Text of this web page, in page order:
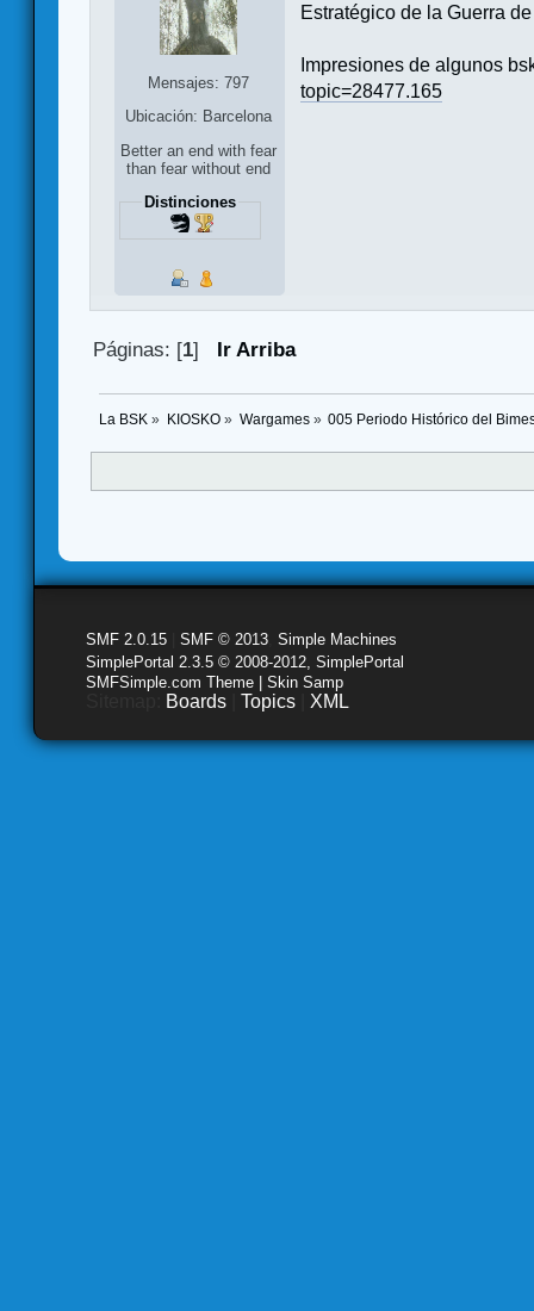
Mensajes: 797
Ubicación: Barcelona
Better an end with fear
than fear without end
Distinciones
Estratégico de la Guerra
Impresiones de algunos
topic=28477.165
Páginas: [1] Ir Arriba
La BSK » KIOSKO» Wargames» 005 Periodo Histórico del
SMF 2.0.15 SMF © 2013 Simple Machines
SimplePortal 2.3.5 © 2008-2012, SimplePortal
SMFSimple.com Theme | Skin Samp
Boards Topics XML